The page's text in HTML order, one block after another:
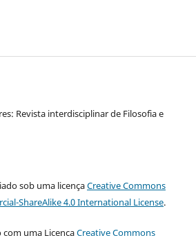
Revista interdisciplinar de Filosofia e
sob uma licençaCreative Commons
ShareAlike 4.0 International License.
com uma LicençaCreative Commons